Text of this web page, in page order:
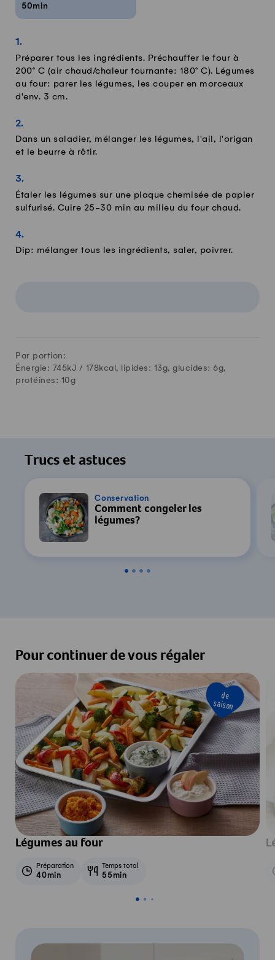
50min
Préparer tous les ingrédients. Préchauffer le four à
200° C (air chaud/chaleur tournante: 180° C). Légumes
au four: parer les légumes, les couper en morceaux
d'env. 3 cm.
Dans un saladier, mélanger les légumes, l'ail, l'origan
et le beurre à rôtir.
Étaler les légumes sur une plaque chemisée de papier
sulfurisé. Cuire 25-30 min au milieu du four chaud.
Dip: mélanger tous les ingrédients, saler, poivrer.
Par portion:
Énergie: 745kJ / 178kcal, lipides: 13g, glucides: 6g,
protéines: 10g
Trucs et astuces
Conservation
Comment congeler les
légumes?
Pour continuer de vous régaler
de
saison
Légumes au four
Préparation
40min
Temps total
55min